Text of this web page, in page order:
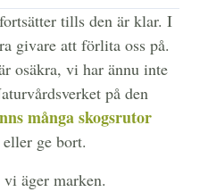
fortsätter tills den är klar. I
givare att förlita oss på.
osäkra, vi har ännu inte
på den
många skogsrutor
ge bort.
äger marken.